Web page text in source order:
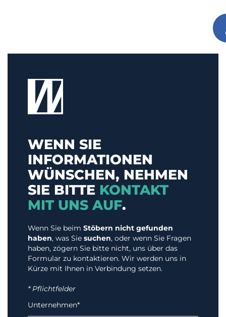
WENN SIE
INFORMATIONEN
WÜNSCHEN, NEHMEN
SIE BITTE KONTAKT
MIT UNS AUF.
Wenn Sie beim Stöbern nicht gefunden
haben, was Sie suchen, oder wenn Sie Fragen
haben, zögern Sie bitte nicht, uns über das
Formular zu kontaktieren. Wir werden uns in
Kürze mit Ihnen in Verbindung setzen.
* Pflichtfelder